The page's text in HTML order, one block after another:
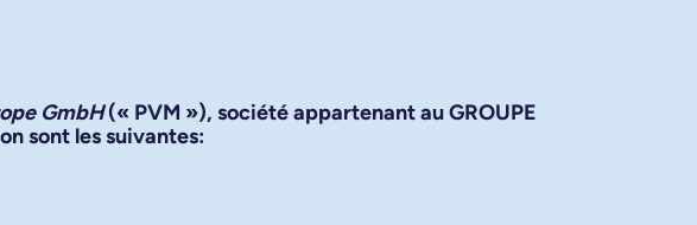
GmbH(« PVM »), société appartenant au GROUPE
sont les suivantes: